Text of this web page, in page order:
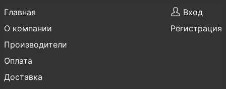
Главная
О компании
Производители
Оплата
Доставка
Вход
Регистрация